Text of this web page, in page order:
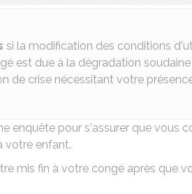
si la modification des conditions
est due à la dégradation
de crise nécessitant votre
enquête pour s'assurer que vous
votre enfant.
mis fin à votre congé après que